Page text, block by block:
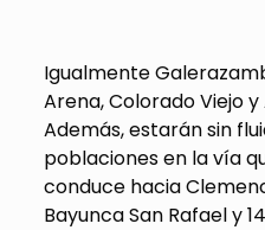
Igualmente
Arena, Colorado Viejo
Además, estarán sin
poblaciones en la vía
conduce hacia
Bayunca San Rafael y